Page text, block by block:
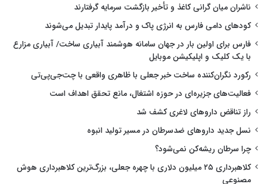
ناشران میان گرانی کاغذ و تأخیر بازگشت سرمایه گرفتارند
کودهای دامی فارس به انرژی پاک و درآمد پایدار تبدیل می‌شوند
فارس برای اولین بار در جهان سامانه هوشمند آبیاری ساخت/ آبیاری مزارع
با یک کلیک و اپلیکیشن موبایل
رکورد نگران‌کننده ساخت خبر جعلی با ظاهری واقعی با چت‌جی‌پی‌تی
فعالیت‌های جزیره‌ای در حوزه اشتغال، مانع تحقق اهداف است
راز تناقض داروهای لاغری کشف شد
نسل جدید داروهای ضدسرطان در مسیر تولید انبوه
چرا سرطان ریشه‌کن نمی‌شود؟
کلاهبرداری ۲۵ میلیون دلاری با چهره جعلی، بزرگ‌ترین کلاهبرداری هوش
مصنوعی